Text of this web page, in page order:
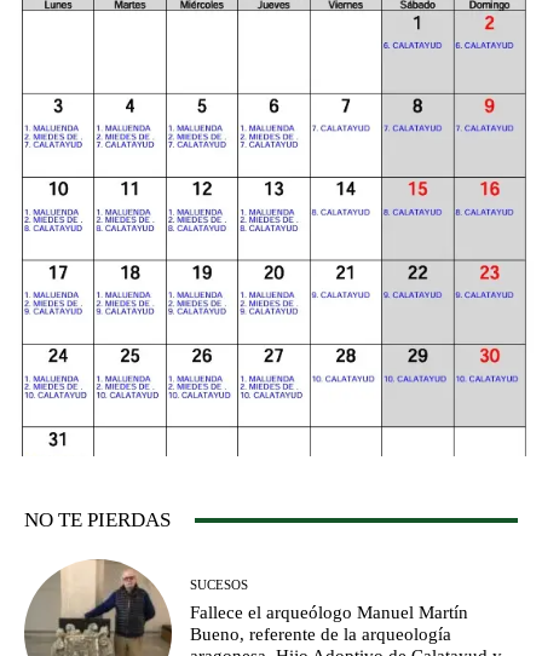
NO TE PIERDAS
SUCESOS
Fallece el arqueólogo Manuel Martín
Bueno, referente de la arqueología